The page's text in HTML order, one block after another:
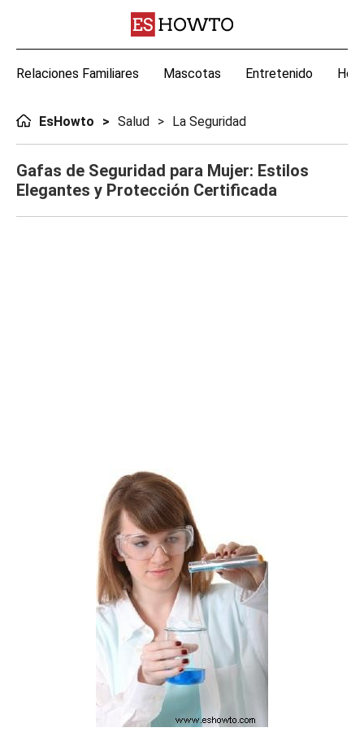
Relaciones Familiares Mascotas Entretenido
EsHowto Salud La Seguridad
Gafas de Seguridad para Mujer: Estilos
Elegantes y Protección Certificada